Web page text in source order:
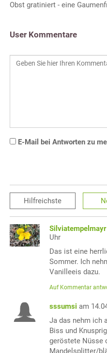
Obst gratiniert - eine
User Kommentare
E-Mail bei Antworten zu
Hilfreichste
Silviatempelmayr
Uhr
Das ist eine
Sommer. Ich
Vanilleeis dazu.
Auf Kommentar
sssumsi am
Ja das nehm ich
Biss und
geröstete Nüsse
Mandelsplitter/